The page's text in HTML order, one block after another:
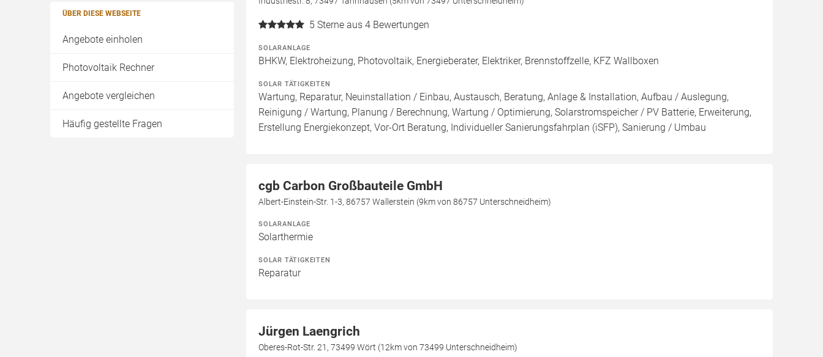
ÜBER DIESE WEBSEITE
Angebote einholen
Photovoltaik Rechner
Angebote vergleichen
Häufig gestellte Fragen
5 Sterne aus 4 Bewertungen
SOLARANLAGE
BHKW, Elektroheizung, Photovoltaik, Energieberater, Elektriker, Brennstoffzelle, KFZ Wallboxen
SOLAR TÄTIGKEITEN
Wartung, Reparatur, Neuinstallation / Einbau, Austausch, Beratung, Anlage & Installation, Aufbau / Auslegung,
Reinigung / Wartung, Planung / Berechnung, Wartung / Optimierung, Solarstromspeicher / PV Batterie, Erweiterung,
Erstellung Energiekonzept, Vor-Ort Beratung, Individueller Sanierungsfahrplan (iSFP), Sanierung / Umbau
cgb Carbon Großbauteile GmbH
Albert-Einstein-Str. 1-3, 86757 Wallerstein (9km von 86757 Unterschneidheim)
SOLARANLAGE
Solarthermie
SOLAR TÄTIGKEITEN
Reparatur
Jürgen Laengrich
Oberes-Rot-Str. 21, 73499 Wört (12km von 73499 Unterschneidheim)